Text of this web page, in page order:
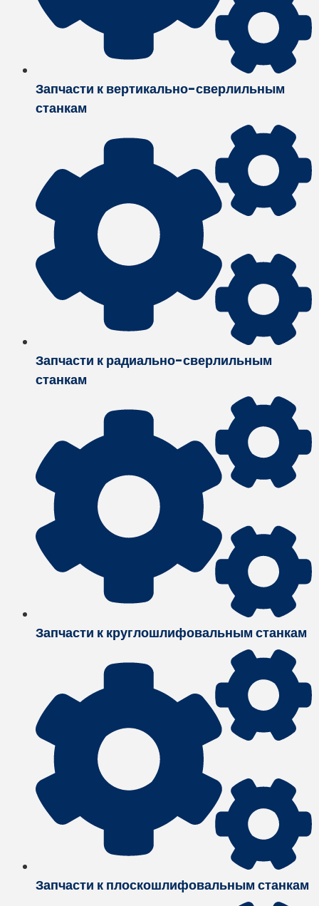
Запчасти к вертикально-сверлильным
станкам
Запчасти к радиально-сверлильным
станкам
Запчасти к круглошлифовальным станкам
Запчасти к плоскошлифовальным станкам